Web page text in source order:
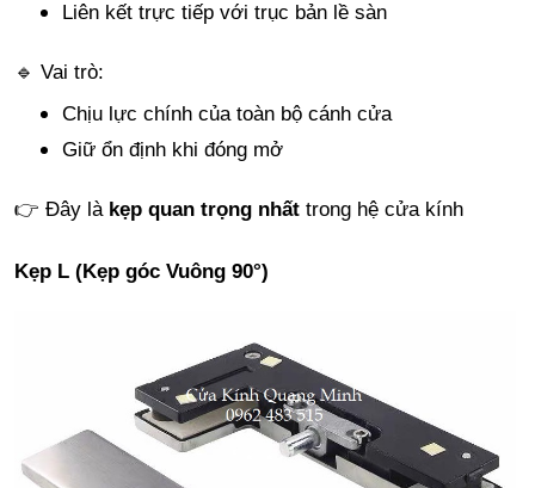
Liên kết trực tiếp với trục bản lề sàn
🔹 Vai trò:
Chịu lực chính của toàn bộ cánh cửa
Giữ ổn định khi đóng mở
👉 Đây là kẹp quan trọng nhất trong hệ cửa kính
Kẹp L (Kẹp góc Vuông 90°)